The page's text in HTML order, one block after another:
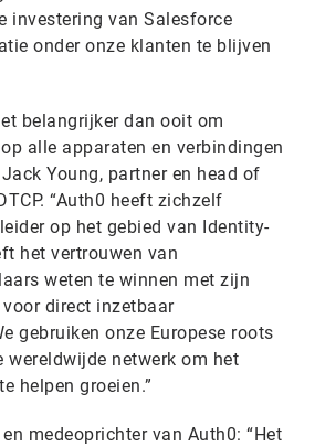
investering van Salesforce
onder onze klanten te blijven
belangrijker dan ooit om
alle apparaten en verbindingen
Young, partner en head of
“Auth0 heeft zichzelf
op het gebied van Identity-
het vertrouwen van
weten te winnen met zijn
direct inzetbaar
gebruiken onze Europese roots
wereldwijde netwerk om het
helpen groeien.”
en medeoprichter van Auth0: “Het